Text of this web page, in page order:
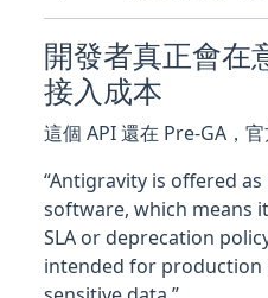
開發者真正會在
接入成本
這個 API 還在 Pre-GA，官
“Antigravity is offered
software, which means
SLA or deprecation
intended for production